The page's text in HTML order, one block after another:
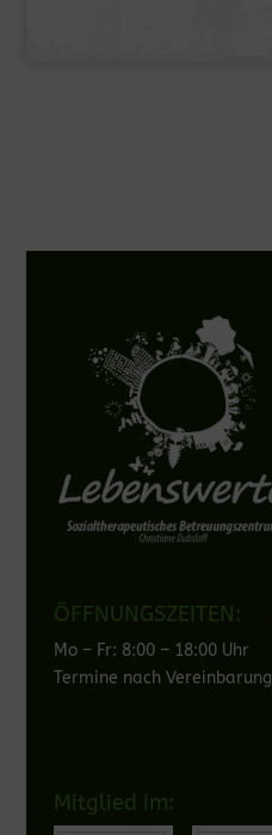
ÖFFNUNGSZEITEN:
Mo – Fr: 8:00 – 18:00 Uhr
Termine nach Vereinbarung
Mitglied im: